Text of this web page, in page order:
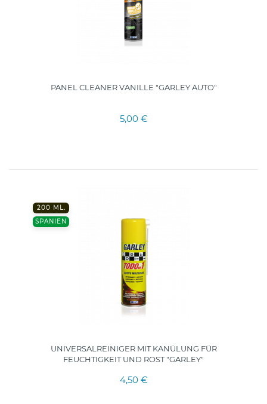
PANEL CLEANER VANILLE "GARLEY AUTO"
5,00 €
200 ML.
SPANIEN
UNIVERSALREINIGER MIT KANÜLUNG FÜR
FEUCHTIGKEIT UND ROST "GARLEY"
4,50 €